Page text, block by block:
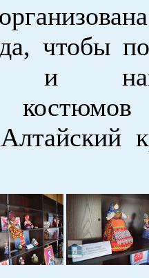
чтобы
и